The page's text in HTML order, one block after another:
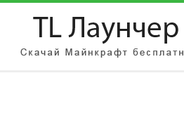
АВТОРИЗАЦИЯ НА САЙТЕ